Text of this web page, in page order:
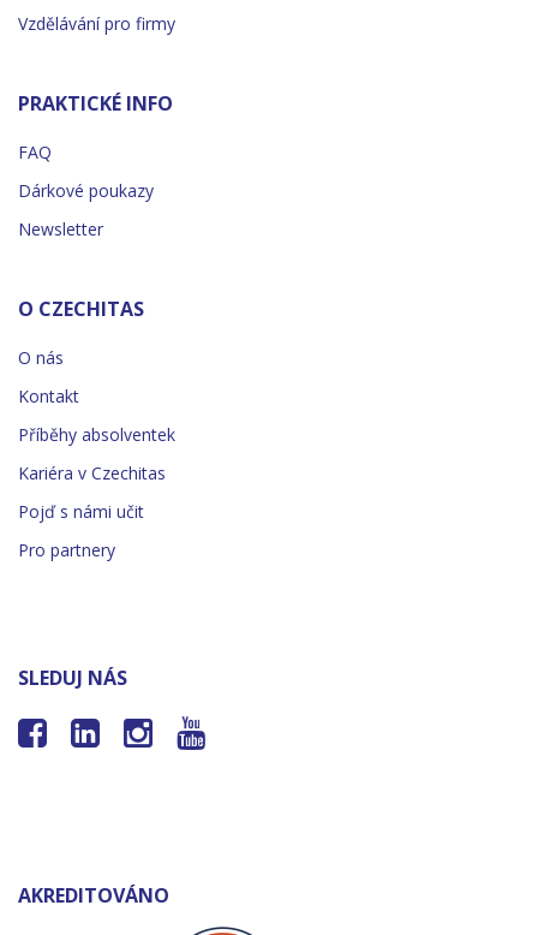
Vzdělávání pro firmy
PRAKTICKÉ INFO
FAQ
Dárkové poukazy
Newsletter
O CZECHITAS
O nás
Kontakt
Příběhy absolventek
Kariéra v Czechitas
Pojď s námi učit
Pro partnery
SLEDUJ NÁS
   
AKREDITOVÁNO